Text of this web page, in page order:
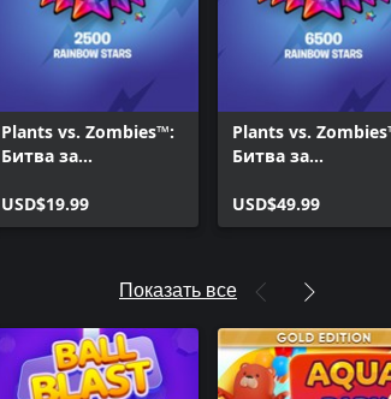
Plants vs. Zombies™:
Битва за
радужных звезд
(+500
USD$19.99
Plants vs.
Битва за
радужных звезд
500
USD$49.99
Показать все